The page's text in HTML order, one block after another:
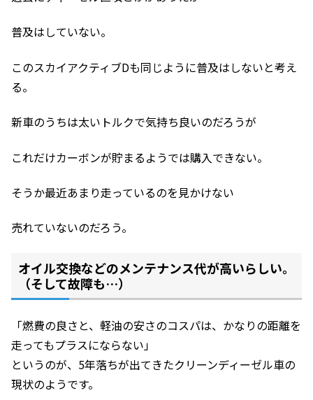
普及はしていない。
このスカイアクティブDも同じように普及はしないと考え
る。
新車のうちは太いトルクで気持ち良いのだろうが
これだけカーボンが貯まるようでは購入できない。
そうか最近あまり走っているのを見かけない
売れていないのだろう。
オイル交換などのメンテナンス代が高いらしい。
（そして故障も…）
「燃費の良さと、軽油の安さのコスパは、かなりの距離を
走ってもプラスにならない」
というのが、5年落ちが出てきたクリーンディーゼル車の
現状のようです。